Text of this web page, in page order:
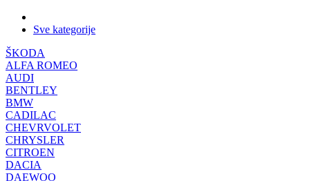
Sve kategorije
ŠKODA
ALFA ROMEO
AUDI
BENTLEY
BMW
CADILAC
CHEVRVOLET
CHRYSLER
CITROEN
DACIA
DAEWOO